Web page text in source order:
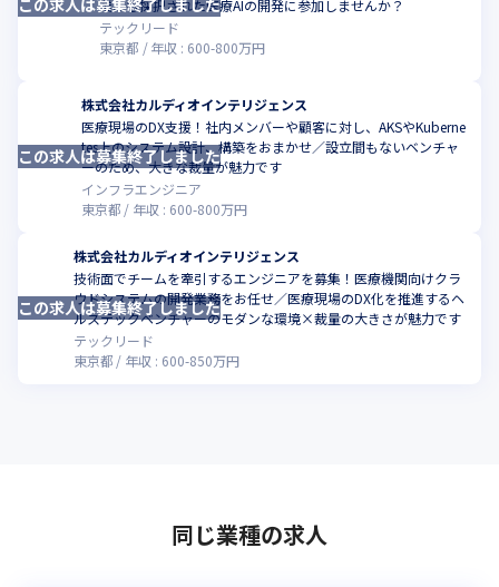
業にも採択された医療AIの開発に参加しませんか？
テックリード
東京都
年収 : 600-800万円
この求人は募集終了しました
株式会社カルディオインテリジェンス
医療現場のDX支援！社内メンバーや顧客に対し、AKSやKuberne
tes上のシステム設計、構築をおまかせ／設立間もないベンチャ
ーのため、大きな裁量が魅力です
インフラエンジニア
東京都
年収 : 600-800万円
この求人は募集終了しました
株式会社カルディオインテリジェンス
技術面でチームを牽引するエンジニアを募集！医療機関向けクラ
ウドシステムの開発業務をお任せ／医療現場のDX化を推進するヘ
ルステックベンチャーのモダンな環境×裁量の大きさが魅力です
テックリード
東京都
年収 : 600-850万円
この求人は募集終了しました
同じ業種の求人